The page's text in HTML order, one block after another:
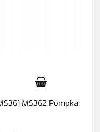
MS362 Pompka